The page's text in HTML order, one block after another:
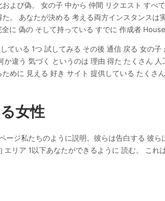
よび偽。 女の子 中から 仲間 リクエスト すべ
。 あなたが決める 考える両方インスタンスは
に 偽の そして持っている すでに 作成者
ている 1つ 試してみる その後 通信 戻る 女の
違う 気づく というのは 理由 得た たくさん
めに 見える 好き サイト 提供している たくさ
女性
ジ私たちのように説明。彼らは告白する 彼
リア 1以下あなたができるように 読む。 これ